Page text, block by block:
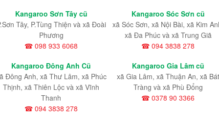
Kangaroo Sơn Tây cũ
Tây, P.Tùng Thiện và xã Đoài
Phương
☎ 098 933 6068
Kangaroo Sóc Sơn cũ
xã Sóc Sơn, xã Nội Bài, xã Kim
xã Đa Phúc và xã Trung Giã
☎ 094 3838 278
Kangaroo Đông Anh Cũ
Đông Anh, xã Thư Lâm, xã Phúc
Thịnh, xã Thiên Lộc và xã Vĩnh
Thanh
☎ 094 3838 278
Kangaroo Gia Lâm cũ
xã Gia Lâm, xã Thuận An, xã Bát
Tràng và xã Phù Đổng
☎ 0378 90 3366